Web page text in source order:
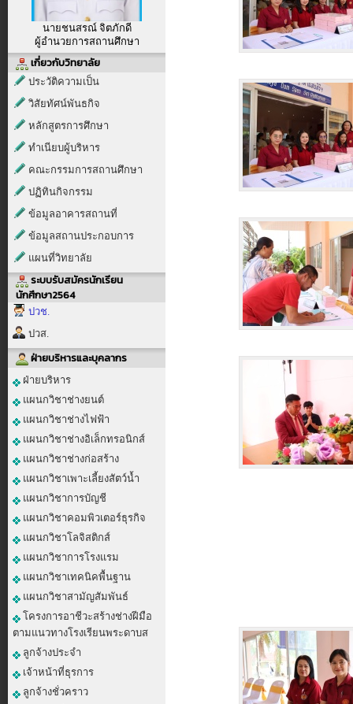
นายชนสรณ์ จิตภักดี
ผู้อำนวยการสถานศึกษา
เกี่ยวกับวิทยาลัย
ประวัติความเป็น
วิสัยทัศน์พันธกิจ
หลักสูตรการศึกษา
ทำเนียบผู้บริหาร
คณะกรรมการสถานศึกษา
ปฏิทินกิจกรรม
ข้อมูลอาคารสถานที่
ข้อมูลสถานประกอบการ
แผนที่วิทยาลัย
ระบบรับสมัครนักเรียน
นักศึกษา2564
ปวช.
ปวส.
ฝ่ายบริหารและบุคลากร
ฝ่ายบริหาร
แผนกวิชาช่างยนต์
แผนกวิชาช่างไฟฟ้า
แผนกวิชาช่างอิเล็กทรอนิกส์
แผนกวิชาช่างก่อสร้าง
แผนกวิชาเพาะเลี้ยงสัตว์น้ำ
แผนกวิชาการบัญชี
แผนกวิชาคอมพิวเตอร์ธุรกิจ
แผนกวิชาโลจิสติกส์
แผนกวิชาการโรงแรม
แผนกวิชาเทคนิคพื้นฐาน
แผนกวิชาสามัญสัมพันธ์
โครงการอาชีวะสร้างช่างฝีมือ
ตามแนวทางโรงเรียนพระดาบส
ลูกจ้างประจำ
เจ้าหน้าที่ธุรการ
ลูกจ้างชั่วคราว